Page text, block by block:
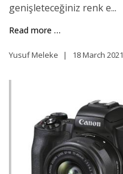
genişleteceğiniz renk e...
Read more …
Yusuf Meleke 18 March 2021